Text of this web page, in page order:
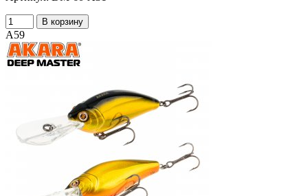
В корзину
A59